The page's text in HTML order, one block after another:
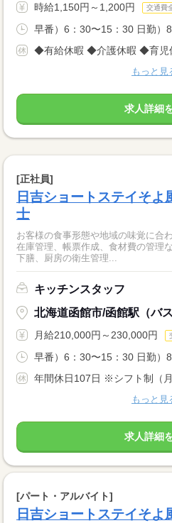
時給1,150円～1,200円 交通費
早番）6：30〜15：30 日勤）
◆有給休暇 ◆介護休暇 ◆育児
もっと見
求人詳細
[正社員]
日吉ショートステイそ
士
お客様の食事形態や地域の味覚に合
在庫管理、帳票作成、食材費の管理
下膳、厨房の衛生管理...
キッチンスタッフ
北海道函館市/函館駅（バ
月給210,000円～230,000円
早番）6：30〜15：30 日勤）
年間休日107日 ※シフト制（
もっと見
求人詳細
[パート・アルバイト]
日吉ショートステイそよ